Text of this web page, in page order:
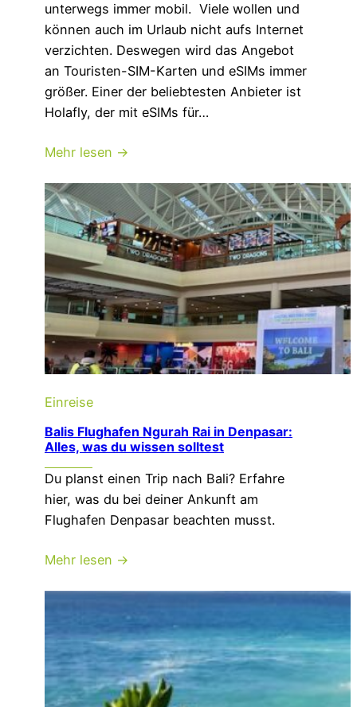
unterwegs immer mobil. Viele wollen und
können auch im Urlaub nicht aufs Internet
verzichten. Deswegen wird das Angebot
an Touristen-SIM-Karten und eSIMs immer
größer. Einer der beliebtesten Anbieter ist
Holafly, der mit eSIMs für…
Mehr lesen →
Einreise
Balis Flughafen Ngurah Rai in Denpasar:
Alles, was du wissen solltest
Du planst einen Trip nach Bali? Erfahre
hier, was du bei deiner Ankunft am
Flughafen Denpasar beachten musst.
Mehr lesen →